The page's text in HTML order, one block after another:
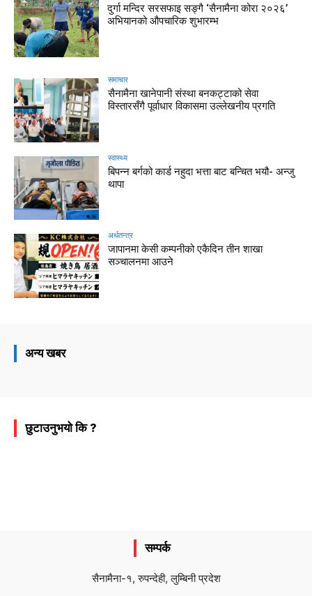
दुर्गा मन्दिर सरसफाइ सङ्गै ‘सैनामैना कोरा २०२६’
अभियानको औपचारिक शुभारम्भ
समाचार
सैनामैना खानेपानी संस्था बनकट्टाको सेवा
विस्तारसँगै पूर्वाधार विकासमा उल्लेखनीय प्रगति
स्वास्थ्य
बिपन्न बर्गको कार्ड नहुदा भत्ता बाट बन्चित भयौ- अन्जु
थापा
अर्थतन्त्र
जापानमा केसी कम्पनीको एकैदिन तीन शाखा
सञ्चालनमा आउने
अन्य खबर
छुटाउनुभयो कि ?
सम्पर्क
सैनामैना-१, रुपन्देही, लुम्बिनी प्रदेश